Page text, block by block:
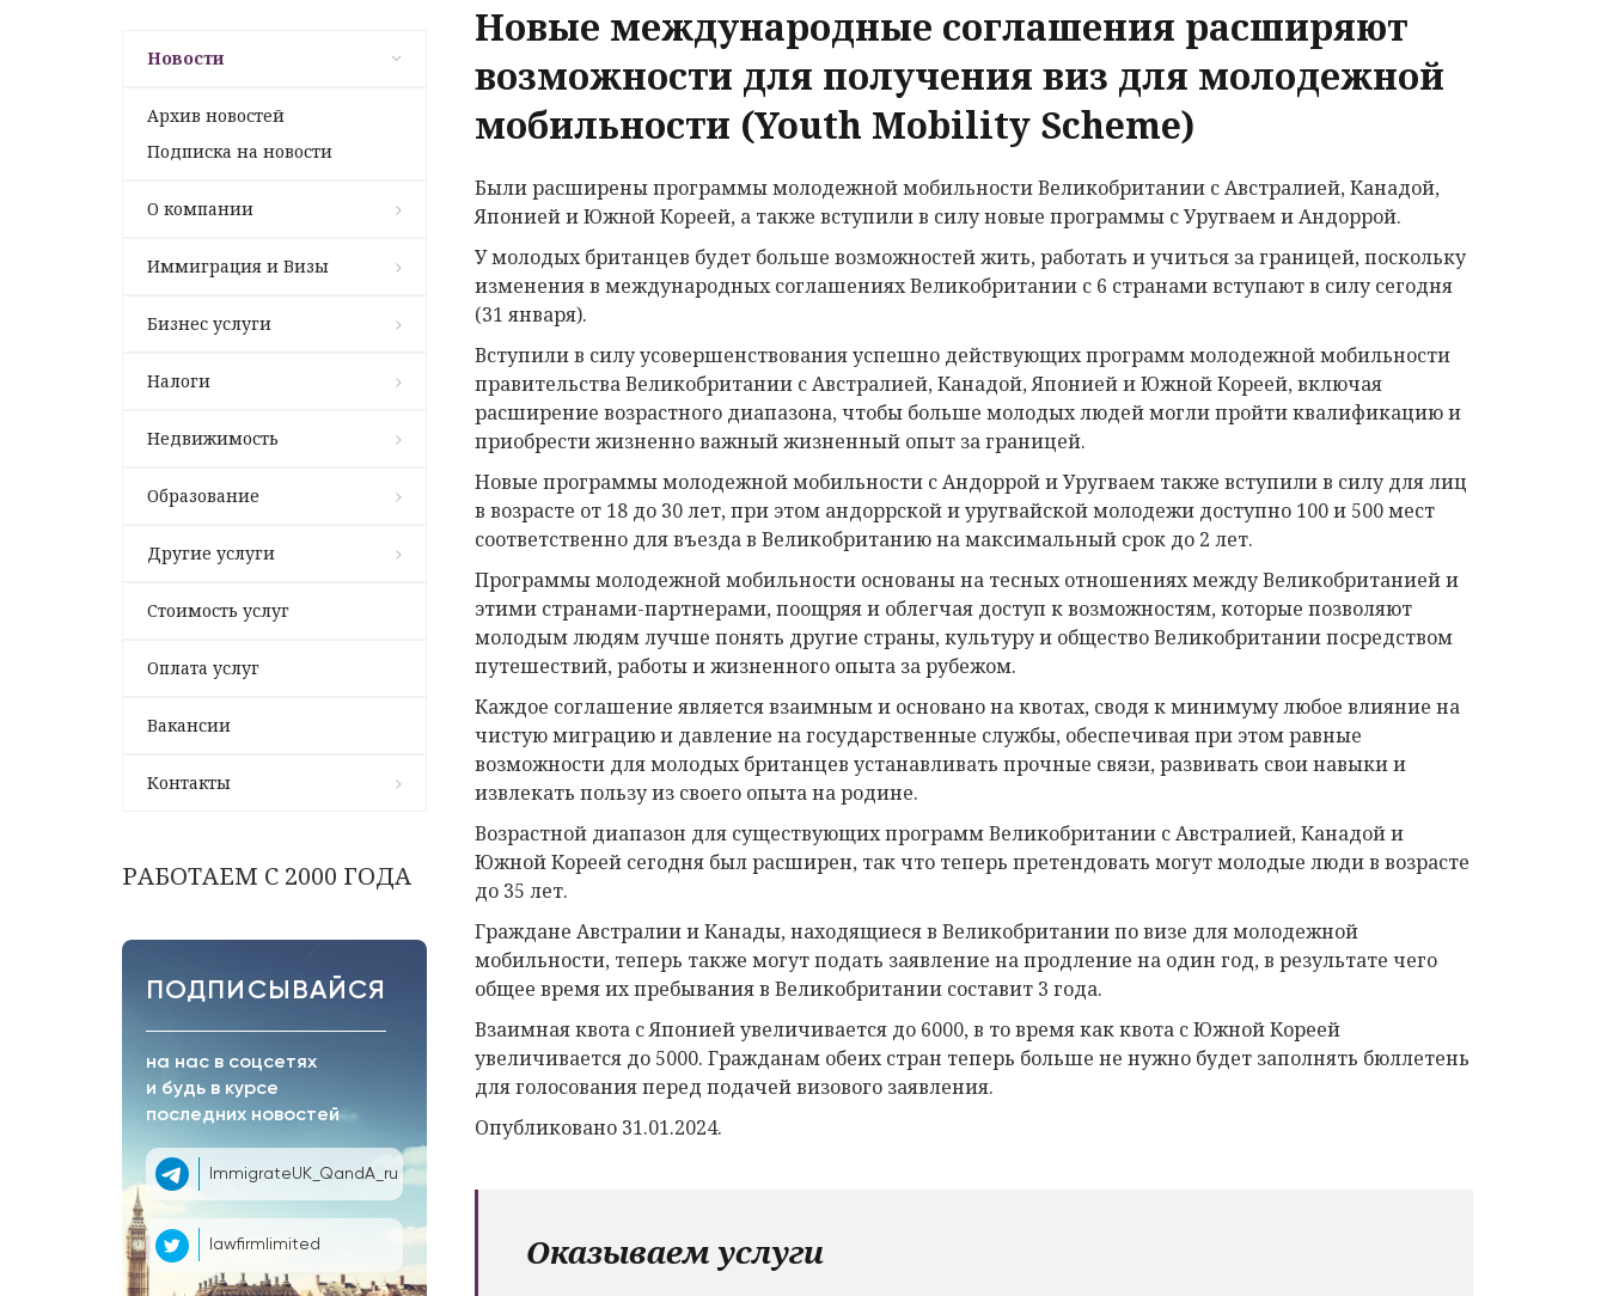
Новости
Архив новостей
Подписка на новости
О компании
Иммиграция и Визы
Бизнес услуги
Налоги
Недвижимость
Образование
Другие услуги
Стоимость услуг
Оплата услуг
Вакансии
Контакты
РАБОТАЕМ С 2000 ГОДА
ПОДПИСЫВАЙСЯ
на нас в соцсетях
и будь в курсе
последних новостей
ImmigrateUK_QandA_ru
lawfirmlimited
Новые международные соглашения расширяют
возможности для получения виз для молодежной
мобильности (Youth Mobility Scheme)
Были расширены программы молодежной мобильности Великобритании с Австралией, Канадой,
Японией и Южной Кореей, а также вступили в силу новые программы с Уругваем и Андоррой.
У молодых британцев будет больше возможностей жить, работать и учиться за границей, поскольку
изменения в международных соглашениях Великобритании с 6 странами вступают в силу сегодня
(31 января).
Вступили в силу усовершенствования успешно действующих программ молодежной мобильности
правительства Великобритании с Австралией, Канадой, Японией и Южной Кореей, включая
расширение возрастного диапазона, чтобы больше молодых людей могли пройти квалификацию и
приобрести жизненно важный жизненный опыт за границей.
Новые программы молодежной мобильности с Андоррой и Уругваем также вступили в силу для лиц
в возрасте от 18 до 30 лет, при этом андоррской и уругвайской молодежи доступно 100 и 500 мест
соответственно для въезда в Великобританию на максимальный срок до 2 лет.
Программы молодежной мобильности основаны на тесных отношениях между Великобританией и
этими странами-партнерами, поощряя и облегчая доступ к возможностям, которые позволяют
молодым людям лучше понять другие страны, культуру и общество Великобритании посредством
путешествий, работы и жизненного опыта за рубежом.
Каждое соглашение является взаимным и основано на квотах, сводя к минимуму любое влияние на
чистую миграцию и давление на государственные службы, обеспечивая при этом равные
возможности для молодых британцев устанавливать прочные связи, развивать свои навыки и
извлекать пользу из своего опыта на родине.
Возрастной диапазон для существующих программ Великобритании с Австралией, Канадой и
Южной Кореей сегодня был расширен, так что теперь претендовать могут молодые люди в возрасте
до 35 лет.
Граждане Австралии и Канады, находящиеся в Великобритании по визе для молодежной
мобильности, теперь также могут подать заявление на продление на один год, в результате чего
общее время их пребывания в Великобритании составит 3 года.
Взаимная квота с Японией увеличивается до 6000, в то время как квота с Южной Кореей
увеличивается до 5000. Гражданам обеих стран теперь больше не нужно будет заполнять бюллетень
для голосования перед подачей визового заявления.
Опубликовано 31.01.2024.
Оказываем услуги